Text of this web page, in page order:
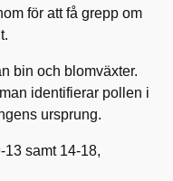
för att få grepp om
bin och blomväxter.
identifierar pollen i
ursprung.
13 samt 14-18,